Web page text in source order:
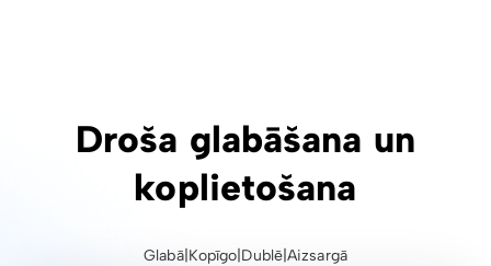
Droša glabāšana un
koplietošana
Glabā| Kopīgo Dublē|Aizsargā